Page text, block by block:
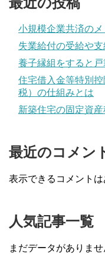
小規模企業共済の
失業給付の受給や
養子縁組をすると
住宅借入金等特別
税）の仕組みとは
新築住宅の固定資
最近のコメン
表示できるコメントは
人気記事一覧
まだデータがありませ